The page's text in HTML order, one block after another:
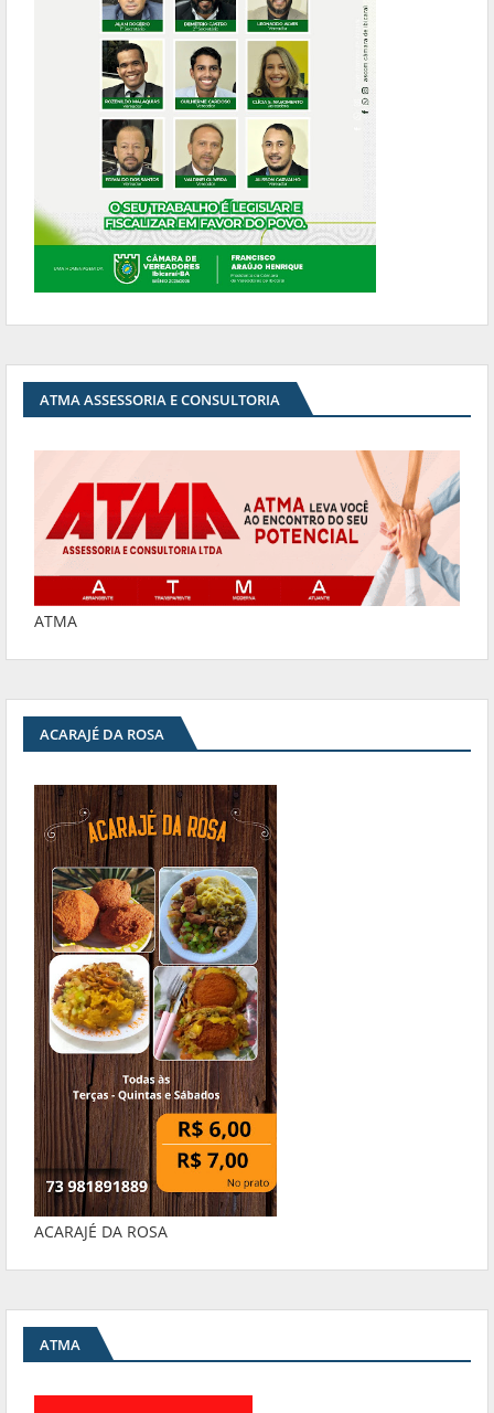
ATMA ASSESSORIA E CONSULTORIA
ATMA
ACARAJÉ DA ROSA
ACARAJÉ DA ROSA
ATMA